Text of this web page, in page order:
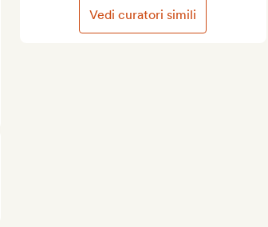
Vedi curatori simili